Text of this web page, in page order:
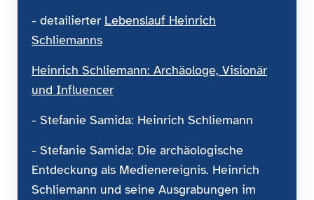
- detailierter Lebenslauf Heinrich
Schliemanns
Heinrich Schliemann: Archäologe, Visionär
und Influencer
- Stefanie Samida: Heinrich Schliemann
- Stefanie Samida: Die archäo­logische
Entdeckung als Medienereignis. Heinrich
Schliemann und seine Ausgrabungen im